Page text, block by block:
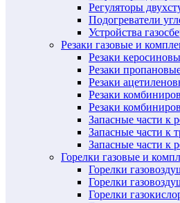
Регуляторы
Подогреватели
Устройства
Резаки газовые и
Резаки
Резаки
Резаки
Резаки
Резаки
Запасные части к
Запасные части к
Запасные части к
Горелки газовые и
Горелки
Горелки
Горелки